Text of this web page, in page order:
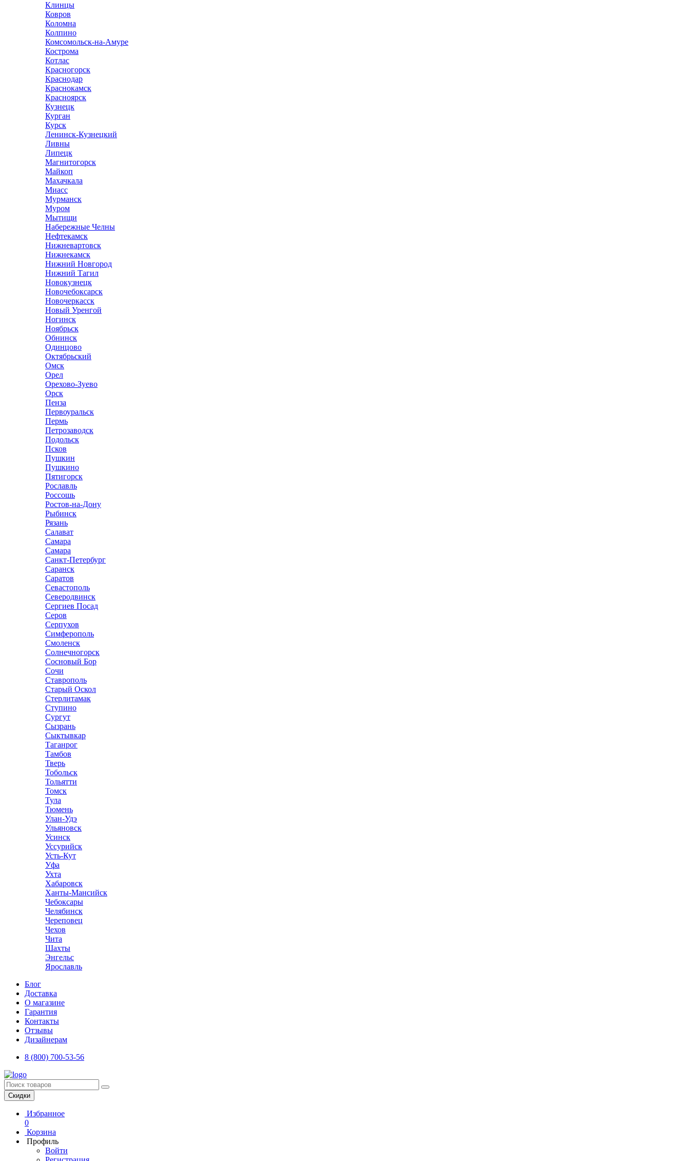
Клинцы
Ковров
Коломна
Колпино
Комсомольск-на-Амуре
Кострома
Котлас
Красногорск
Краснодар
Краснокамск
Красноярск
Кузнецк
Курган
Курск
Ленинск-Кузнецкий
Ливны
Липецк
Магнитогорск
Майкоп
Махачкала
Миасс
Мурманск
Муром
Мытищи
Набережные Челны
Нефтекамск
Нижневартовск
Нижнекамск
Нижний Новгород
Нижний Тагил
Новокузнецк
Новочебоксарск
Новочеркасск
Новый Уренгой
Ногинск
Ноябрьск
Обнинск
Одинцово
Октябрьский
Омск
Орел
Орехово-Зуево
Орск
Пенза
Первоуральск
Пермь
Петрозаводск
Подольск
Псков
Пушкин
Пушкино
Пятигорск
Рославль
Россошь
Ростов-на-Дону
Рыбинск
Рязань
Салават
Самара
Самара
Санкт-Петербург
Саранск
Саратов
Севастополь
Северодвинск
Сергиев Посад
Серов
Серпухов
Симферополь
Смоленск
Солнечногорск
Сосновый Бор
Сочи
Ставрополь
Старый Оскол
Стерлитамак
Ступино
Сургут
Сызрань
Сыктывкар
Таганрог
Тамбов
Тверь
Тобольск
Тольятти
Томск
Тула
Тюмень
Улан-Удэ
Ульяновск
Усинск
Уссурийск
Усть-Кут
Уфа
Ухта
Хабаровск
Ханты-Мансийск
Чебоксары
Челябинск
Череповец
Чехов
Чита
Шахты
Энгельс
Ярославль
Блог
Доставка
О магазине
Гарантия
Контакты
Отзывы
Дизайнерам
8 (800) 700-53-56
Скидки
Избранное
0
Корзина
Профиль
Войти